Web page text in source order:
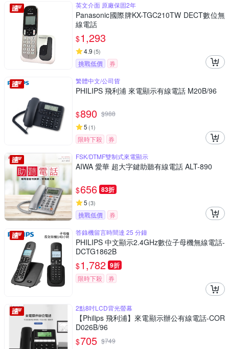
英文介面 原廠保固2年
Panasonic國際牌KX-TGC210TW DECT數位無
線電話
$1,293
4.9 (5)
挑戰低價
券
繁體中文/公司貨
PHILIPS 飛利浦 來電顯示有線電話 M20B/96
$890 $988
5 (1)
限時下殺
券
FSK/DTMF雙制式來電顯示
AIWA 愛華 超大字鍵助聽有線電話 ALT-890
$656 83折
5 (3)
挑戰低價
券
答錄機留言時間達 25 分鐘
PHILIPS 中文顯示2.4GHz數位子母機無線電話-
DCTG1862B
$1,782 9折
限時下殺 券
2點8吋LCD背光螢幕
【Philips 飛利浦】來電顯示辦公有線電話-COR
D026B/96
$705 $749